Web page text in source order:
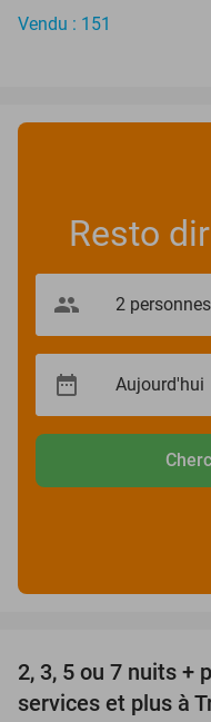
Vendu : 151
Resto
2, 3, 5 ou 7 nuits +
services et plus à